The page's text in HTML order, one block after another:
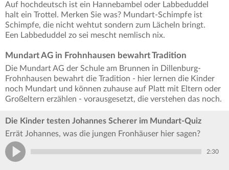
Auf hochdeutsch ist ein Hannebambel oder Labbeduddel
halt ein Trottel. Merken Sie was? Mundart-Schimpfe ist
Schimpfe, die nicht wehtut sondern zum Lächeln bringt.
Een Labbeduddel zo sei mescht nemlisch nix.
Mundart AG in Frohnhausen bewahrt Tradition
Die Mundart AG der Schule am Brunnen in Dillenburg-
Frohnhausen bewahrt die Tradition - hier lernen die Kinder
noch Mundart und können zuhause auf Platt mit Eltern oder
Großeltern erzählen - vorausgesetzt, die verstehen das noch.
Die Kinder testen Johannes Scherer im Mundart-Quiz
Errät Johannes, was die jungen Fronhäuser hier sagen?
2:30